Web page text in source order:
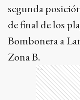
segunda
de final de los
Bombonera a
Zona B.
Ads